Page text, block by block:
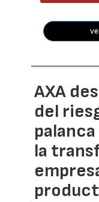
AXA
del
la